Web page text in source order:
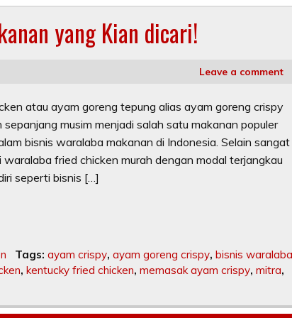
yang Kian dicari!
Leave a comment
atau ayam goreng tepung alias ayam goreng crispy
musim menjadi salah satu makanan populer
bisnis waralaba makanan di Indonesia. Selain sangat
fried chicken murah dengan modal terjangkau
seperti bisnis […]
Tags: ayam crispy, ayam goreng crispy, bisnis waralaba
,kentucky fried chicken,memasak ayam crispy,mitra,